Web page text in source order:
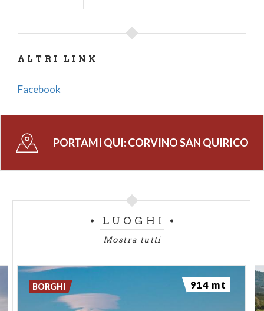
Valerio Messala Corvino che vi avrebbe avuto
in Pavia, al quale era stato donato dall'imperatore
quale fu smembrato nel 1470 per essere assegnato
agli Arcimboldi. Nel 1504 pervenne ai Mezzabarba
Il territorio del Comune è quasi identico a quello
della Parrocchia ( fa eccezione la frazione Casa
che vanno dalla pianura alla sommità delle colline
dell'Oltrepò Pavese.
Fonte: Comune di Corvino San Quirico
Photo:Edoardo Vaccaroli
ALTRI LINK
Facebook
PORTAMI QUI:CORVINO SAN QUIRICO
LUOGHI
Mostra tutti
BORGHI 914 mt